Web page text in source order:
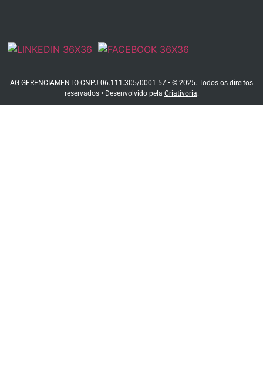
AG GERENCIAMENTO CNPJ 06.111.305/0001-57 • © 2025. Todos os direitos
reservados • Desenvolvido pela Criativoria.